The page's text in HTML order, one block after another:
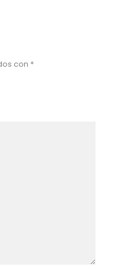
con *